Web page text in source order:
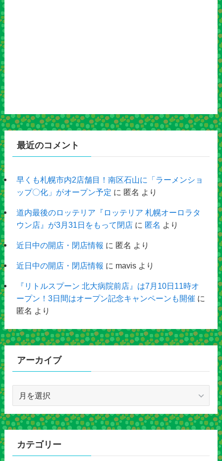
最近のコメント
早くも札幌市内2店舗目！南区石山に「ラーメンショ
ップ〇化」がオープン予定 に 匿名 より
道内最後のロッテリア『ロッテリア 札幌オーロラタ
ウン店』が3月31日をもって閉店に 匿名 より
近日中の開店・閉店情報 に 匿名 より
近日中の開店・閉店情報 に mavisより
『リトルスプーン 北大病院前店』は7月10日11時オ
ープン！3日間はオープン記念キャンペーンも開催 に
匿名 より
アーカイブ
カ
イ
カテゴリー